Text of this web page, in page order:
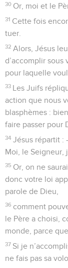
30 Or, moi et le
31 Cette fois
tuer.
32 Alors, Jésus
d’accomplir
pour laquelle
33 Les Juifs
action que nous
blasphèmes :
faire passer pour
34 Jésus répartit :
Moi, le Seigneur,
35 Or, on ne
donc votre loi
parole de Dieu,
36 comment
le Père a choisi,
monde, parce
37 Si je
ne fais pas sa